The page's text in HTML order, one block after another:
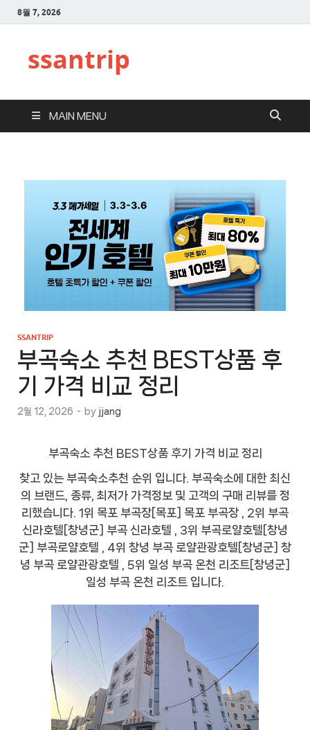
8월 7, 2026
ssantrip
MAIN MENU
SSANTRIP
부곡숙소 추천 BEST상품 후
기 가격 비교 정리
2월 12, 2026 - by jjang
부곡숙소 추천 BEST상품 후기 가격 비교 정리
찾고 있는 부곡숙소추천 순위 입니다. 부곡숙소에 대한 최신
의 브랜드, 종류, 최저가 가격정보 및 고객의 구매 리뷰를 정
리했습니다. 1위 목포 부곡장[목포] 목포 부곡장 , 2위 부곡
신라호텔[창녕군] 부곡 신라호텔 , 3위 부곡로얄호텔[창녕
군] 부곡로얄호텔 , 4위 창녕 부곡 로얄관광호텔[창녕군] 창
녕 부곡 로얄관광호텔 , 5위 일성 부곡 온천 리조트[창녕군]
일성 부곡 온천 리조트 입니다.